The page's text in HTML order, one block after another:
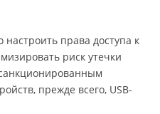
настроить права доступа к
риск утечки
прежде всего, USB-